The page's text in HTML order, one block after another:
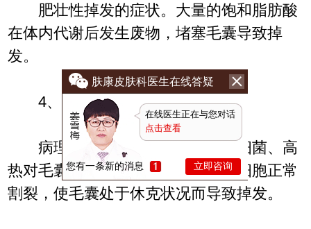
肥壮性掉发的症状。大量的饱和脂肪酸
在体内代谢后发生废物，堵塞毛囊导致掉
发。
4、病理性掉发
病理性掉发。主要因为病毒、细菌、高
热对毛囊细胞有损伤，抑制了毛母细胞正常
割裂，使毛囊处于休克状况而导致掉发。
肤康皮肤科医生在线答疑
在线医生正在与您对话
点击查看
您有一条新的消息 立即咨询